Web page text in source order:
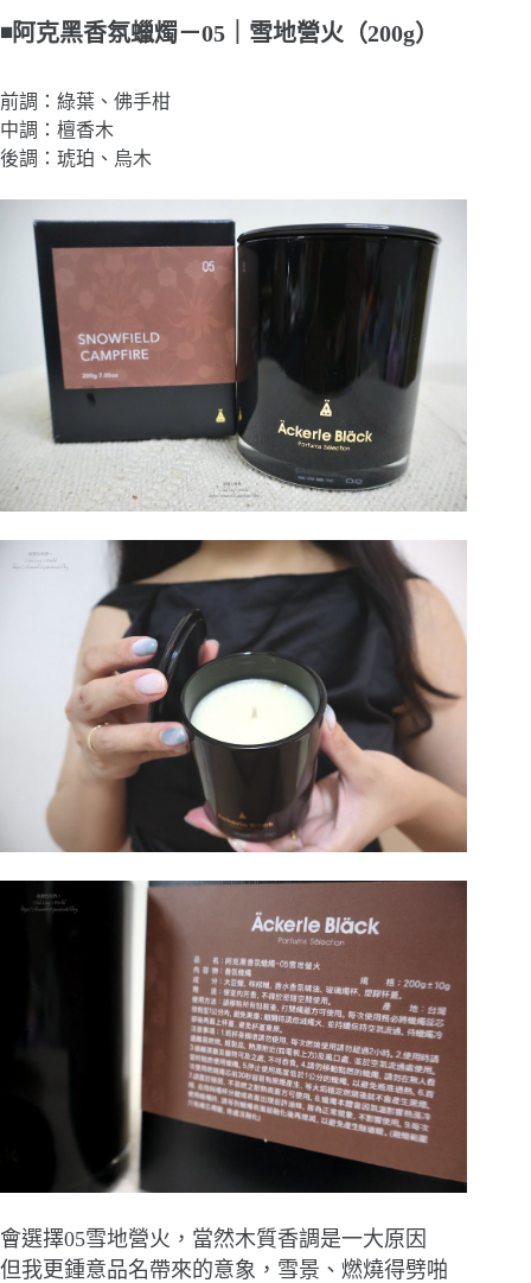
◾阿克黑香氛蠟燭－05｜雪地營火（200g）
前調：綠葉、佛手柑
中調：檀香木
後調：琥珀、烏木
會選擇05雪地營火，當然木質香調是一大原因
但我更鍾意品名帶來的意象，雪景、燃燒得劈啪